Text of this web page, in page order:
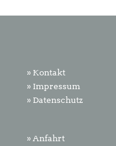
» Kontakt
» Impressum
» Datenschutz
» Anfahrt